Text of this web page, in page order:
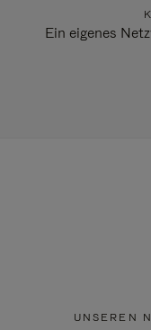
Ein eigenes
UNSEREN